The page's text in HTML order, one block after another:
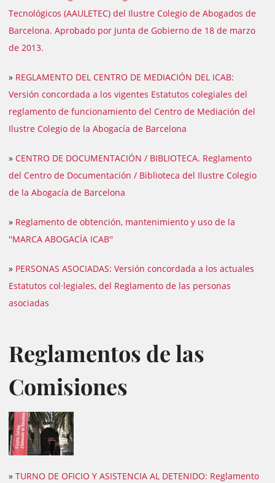
Tecnológicos (AAULETEC) del Ilustre Colegio de Abogados de
Barcelona. Aprobado por Junta de Gobierno de 18 de marzo
de 2013.
» REGLAMENTO DEL CENTRO DE MEDIACIÓN DEL ICAB:
Versión concordada a los vigentes Estatutos colegiales del
reglamento de funcionamiento del Centro de Mediación del
Ilustre Colegio de la Abogacía de Barcelona
» CENTRO DE DOCUMENTACIÓN / BIBLIOTECA. Reglamento
del Centro de Documentación / Biblioteca del Ilustre Colegio
de la Abogacía de Barcelona
» Reglamento de obtención, mantenimiento y uso de la
''MARCA ABOGACÍA ICAB''
» PERSONAS ASOCIADAS: Versión concordada a los actuales
Estatutos col·legiales, del Reglamento de las personas
asociadas
Reglamentos de las
Comisiones
» TURNO DE OFICIO Y ASISTENCIA AL DETENIDO: Reglamento